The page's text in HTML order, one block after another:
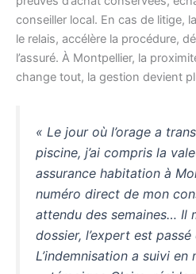
conseiller local. En cas de litige,
le relais, accélère la procédure,
l’assuré. À Montpellier, la
change tout, la gestion devient
« Le jour où l’orage a
piscine, j’ai compris la
assurance habitation à
numéro direct de mon
attendu des semaines… Il
dossier, l’expert est
L’indemnisation a suivi en